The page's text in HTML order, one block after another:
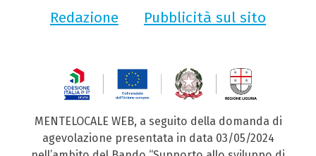
Redazione
Pubblicità sul sito
MENTELOCALE WEB, a seguito della domanda di
agevolazione presentata in data 03/05/2024